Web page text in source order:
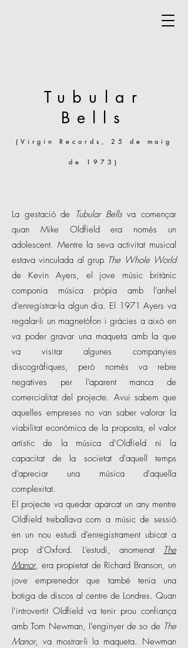
Tubular
Bells
(Virgin Records, 25 de maig
de 1973)
La gestació de Tubular Bellsva començar
quan Mike Oldfield era només un
adolescent. Mentre la seva activitat musical
estava vinculada al grup The Whole World
de Kevin Ayers, el jove músic britànic
componia música pròpia amb l’anhel
d’enregistrar-la algun dia. El 1971 Ayers va
regalar-li un magnetòfon i gràcies a això en
va poder gravar una maqueta amb la que
va visitar algunes companyies
discogràfiques, però només va rebre
negatives per l’aparent manca de
comercialitat del projecte. Avui sabem que
aquelles empreses no van saber valorar la
viabilitat econòmica de la proposta, el valor
artístic de la música d’Oldfield ni la
capacitat de la societat d'aquell temps
d’apreciar una música d'aquella
complexitat.
El projecte va quedar aparcat un any mentre
Oldfield treballava com a músic de sessió
en un nou estudi d’enregistrament ubicat a
prop d’Oxford. L’estudi, anomenat
The
Manor, era propietat de Richard Branson, un
jove emprenedor que també tenia una
botiga de discos al centre de Londres. Quan
l’introvertit Oldfield va tenir prou confiança
amb Tom Newman, l’enginyer de so de The
Manor, va mostrar-li la maqueta. Newman